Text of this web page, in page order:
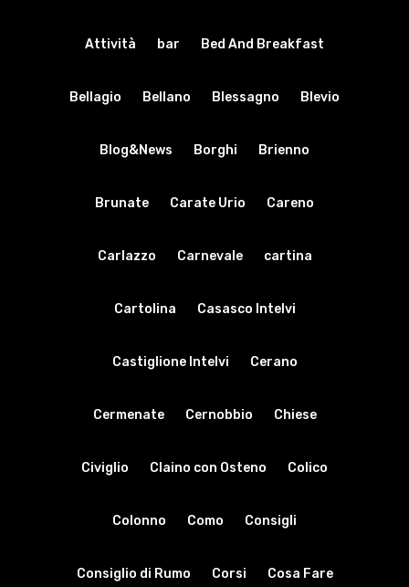
Attività bar Bed And Breakfast
Bellagio Bellano Blessagno Blevio
Blog&News Borghi Brienno
Brunate Carate Urio Careno
Carlazzo Carnevale cartina
Cartolina Casasco Intelvi
Castiglione Intelvi Cerano
Cermenate Cernobbio Chiese
Civiglio Claino con Osteno Colico
Colonno Como Consigli
Consiglio di Rumo Corsi Cosa Fare